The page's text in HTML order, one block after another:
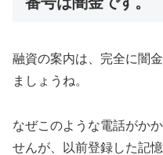
融資の案内は、完全に闇
ましょうね。
なぜこのような電話がか
せんが、以前登録した記